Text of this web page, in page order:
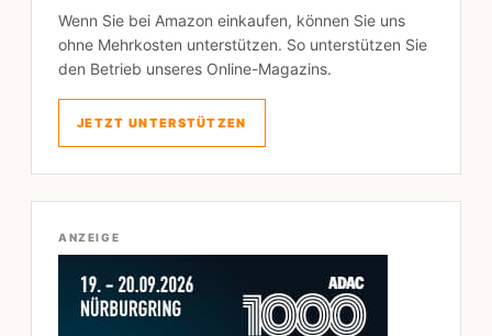
Wenn Sie bei Amazon einkaufen, können Sie uns
ohne Mehrkosten unterstützen. So unterstützen Sie
den Betrieb unseres Online-Magazins.
JETZT UNTERSTÜTZEN
ANZEIGE